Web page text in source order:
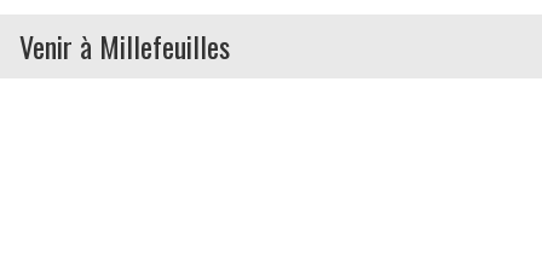
Venir à Millefeuilles